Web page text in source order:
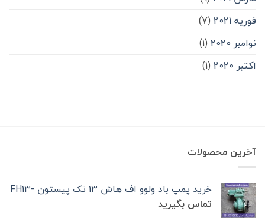
فوریه 2021
(7)
نوامبر 2020
(1)
اکتبر 2020
(1)
آخرین محصولات
خرید پمپ باد ولوو اف هاش 13 تک‌ پیستون -FH13
تماس بگیرید